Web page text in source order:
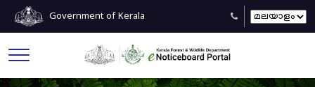
Government of Kerala